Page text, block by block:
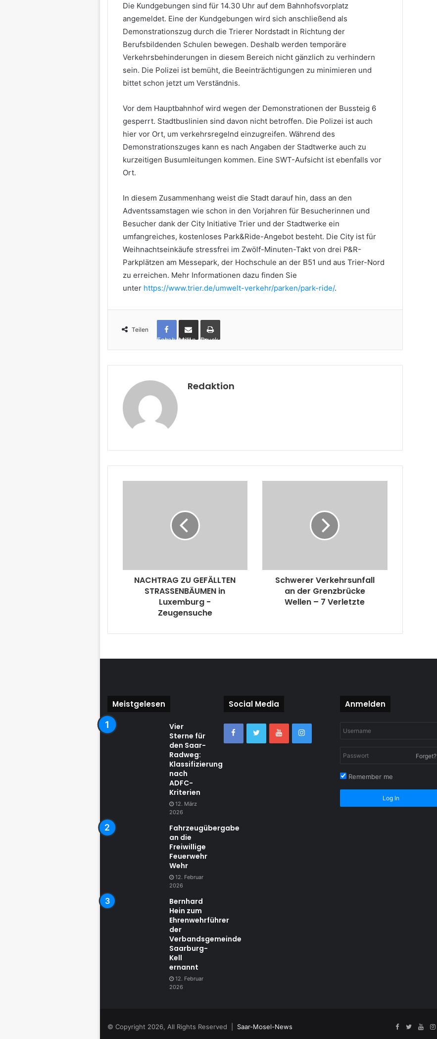
Die Kundgebungen sind für 14.30 Uhr auf dem Bahnhofsvorplatz
angemeldet. Eine der Kundgebungen wird sich anschließend als
Demonstrationszug durch die Trierer Nordstadt in Richtung der
Berufsbildenden Schulen bewegen. Deshalb werden temporäre
Verkehrsbehinderungen in diesem Bereich nicht gänzlich zu verhindern
sein. Die Polizei ist bemüht, die Beeinträchtigungen zu minimieren und
bittet schon jetzt um Verständnis.
Vor dem Hauptbahnhof wird wegen der Demonstrationen der Bussteig 6
gesperrt. Stadtbuslinien sind davon nicht betroffen. Die Polizei ist auch
hier vor Ort, um verkehrsregelnd einzugreifen. Während des
Demonstrationszuges kann es nach Angaben der Stadtwerke auch zu
kurzeitigen Busumleitungen kommen. Eine SWT-Aufsicht ist ebenfalls vor
Ort.
In diesem Zusammenhang weist die Stadt darauf hin, dass an den
Adventssamstagen wie schon in den Vorjahren für Besucherinnen und
Besucher dank der City Initiative Trier und der Stadtwerke ein
umfangreiches, kostenloses Park&Ride-Angebot besteht. Die City ist für
Weihnachtseinkäufe stressfrei im Zwölf-Minuten-Takt von drei P&R-
Parkplätzen am Messepark, der Hochschule an der B51 und aus Trier-Nord
zu erreichen. Mehr Informationen dazu finden Sie
unter https://www.trier.de/umwelt-verkehr/parken/park-ride/.
Teilen
Facebook per Mail teilen Drucken
Redaktion
NACHTRAG ZU GEFÄLLTEN
STRASSENBÄUMEN in
Luxemburg -
Zeugensuche
Schwerer Verkehrsunfall
an der Grenzbrücke
Wellen – 7 Verletzte
Meistgelesen
Vier
Sterne für
den Saar-
Radweg:
Klassifizierung
nach
ADFC-
Kriterien
12. März
2026
Fahrzeugübergabe
an die
Freiwillige
Feuerwehr
Wehr
12. Februar
2026
Bernhard
Hein zum
Ehrenwehrführer
der
Verbandsgemeinde
Saarburg-
Kell
ernannt
12. Februar
2026
Social Media Anmelden
Forget?
Remember me
Log In
© Copyright 2026, All Rights Reserved | Saar-Mosel-News